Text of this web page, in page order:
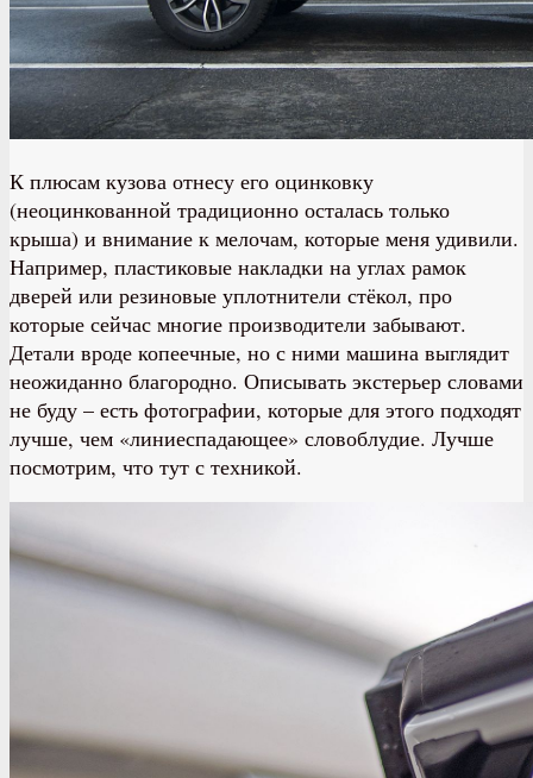
К плюсам кузова отнесу его оцинковку
(неоцинкованной традиционно осталась только
крыша) и внимание к мелочам, которые меня удивили.
Например, пластиковые накладки на углах рамок
дверей или резиновые уплотнители стёкол, про
которые сейчас многие производители забывают.
Детали вроде копеечные, но с ними машина выглядит
неожиданно благородно. Описывать экстерьер словами
не буду – есть фотографии, которые для этого подходят
лучше, чем «линиеспадающее» словоблудие. Лучше
посмотрим, что тут с техникой.